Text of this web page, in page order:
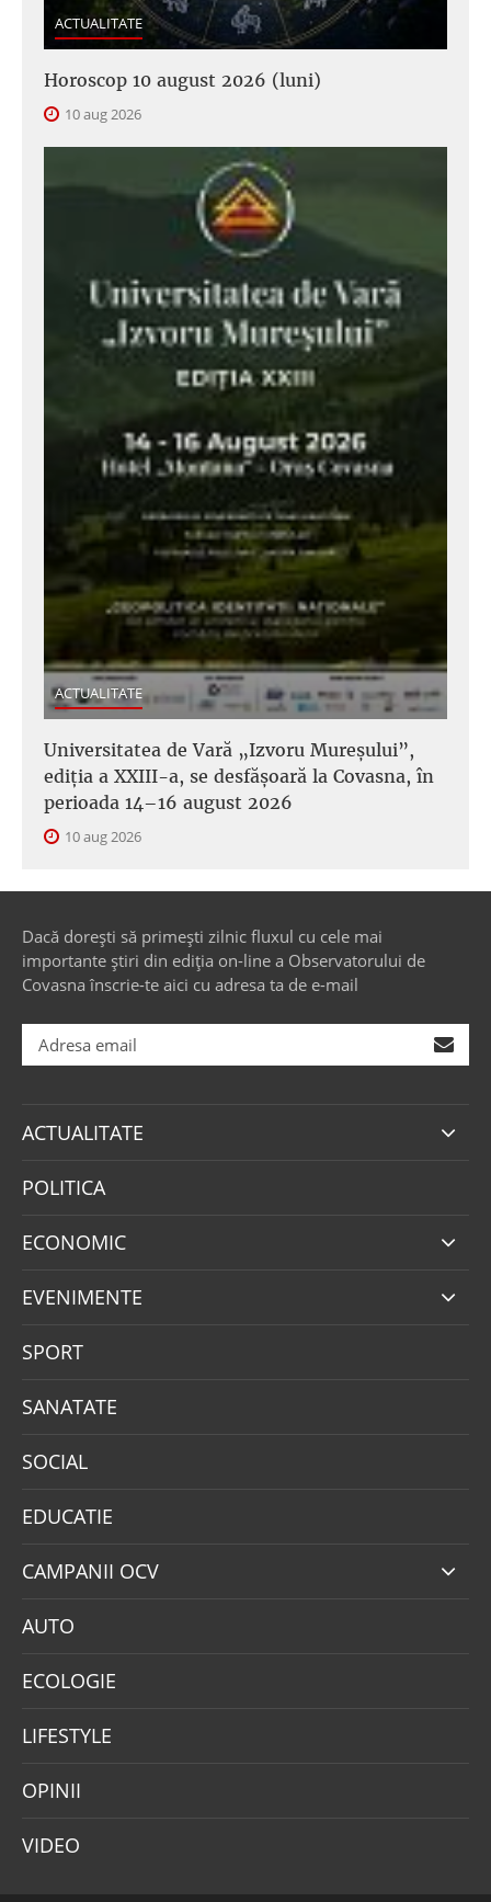
ACTUALITATE
Horoscop 10 august 2026 (luni)
10 aug 2026
ACTUALITATE
Universitatea de Vară „Izvoru Mureșului”,
ediția a XXIII-a, se desfășoară la Covasna, în
perioada 14–16 august 2026
10 aug 2026
Dacă dorești să primești zilnic fluxul cu cele mai
importante știri din ediția on-line a Observatorului de
Covasna înscrie-te aici cu adresa ta de e-mail
ACTUALITATE
POLITICA
ECONOMIC
EVENIMENTE
SPORT
SANATATE
SOCIAL
EDUCATIE
CAMPANII OCV
AUTO
ECOLOGIE
LIFESTYLE
OPINII
VIDEO